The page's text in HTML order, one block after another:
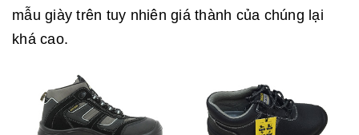
mẫu giày trên tuy nhiên giá thành của chúng lại
khá cao.